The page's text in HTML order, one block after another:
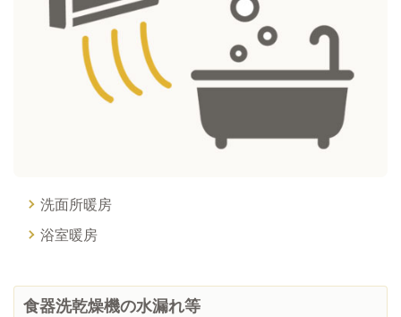
洗面所暖房
浴室暖房
食器洗乾燥機の水漏れ等